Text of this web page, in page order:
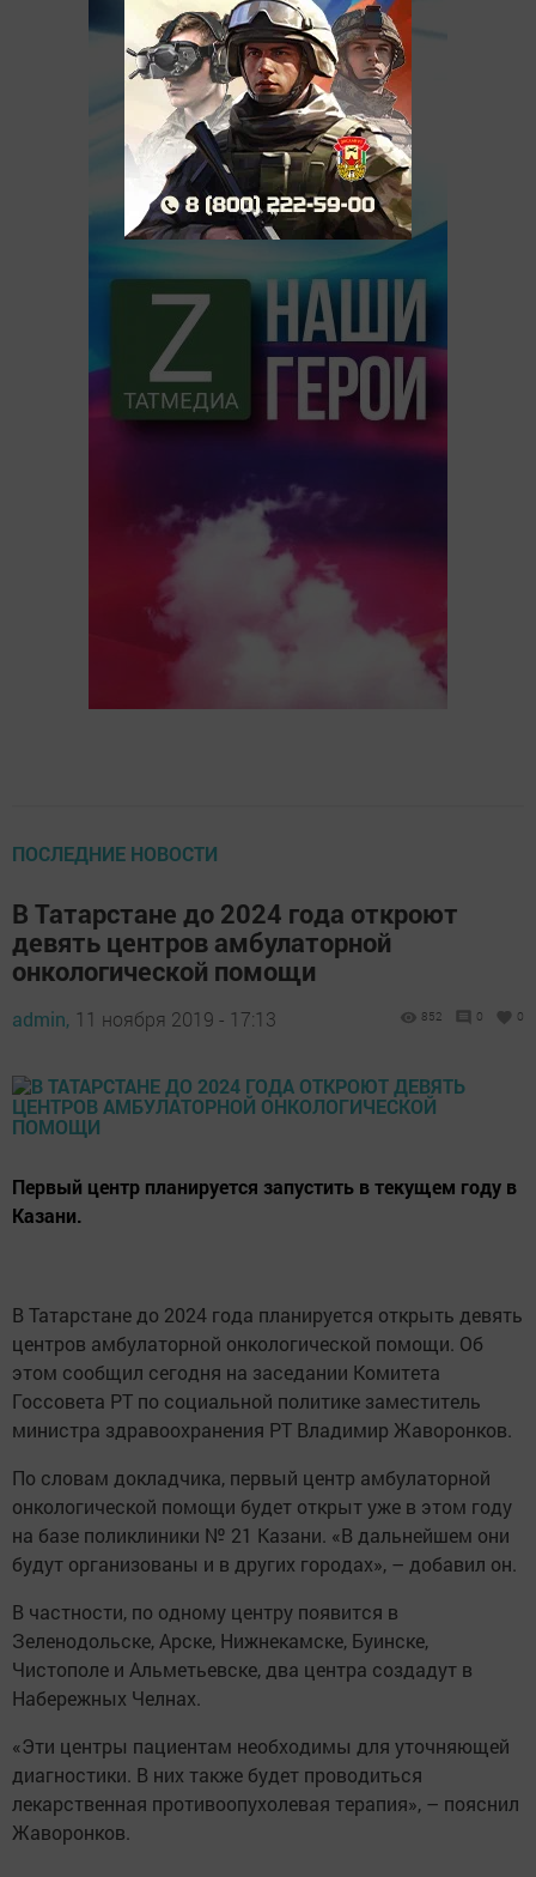
ПОСЛЕДНИЕ НОВОСТИ
В Татарстане до 2024 года откроют
девять центров амбулаторной
онкологической помощи
admin, 11 ноября 2019 - 17:13 852 0 0
Первый центр планируется запустить в текущем году в
Казани.
В Татарстане до 2024 года планируется открыть девять
центров амбулаторной онкологической помощи. Об
этом сообщил сегодня на заседании Комитета
Госсовета РТ по социальной политике заместитель
министра здравоохранения РТ Владимир Жаворонков.
По словам докладчика, первый центр амбулаторной
онкологической помощи будет открыт уже в этом году
на базе поликлиники № 21 Казани. «В дальнейшем они
будут организованы и в других городах», – добавил он.
В частности, по одному центру появится в
Зеленодольске, Арске, Нижнекамске, Буинске,
Чистополе и Альметьевске, два центра создадут в
Набережных Челнах.
«Эти центры пациентам необходимы для уточняющей
диагностики. В них также будет проводиться
лекарственная противоопухолевая терапия», – пояснил
Жаворонков.